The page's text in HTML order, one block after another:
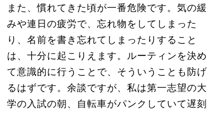
また、慣れてきた頃が一番危険です。気の緩
みや連日の疲労で、忘れ物をしてしまった
り、名前を書き忘れてしまったりすること
は、十分に起こりえます。ルーティンを決め
て意識的に行うことで、そういうことも防げ
るはずです。余談ですが、私は第一志望の大
学の入試の朝、自転車がパンクしていて遅刻